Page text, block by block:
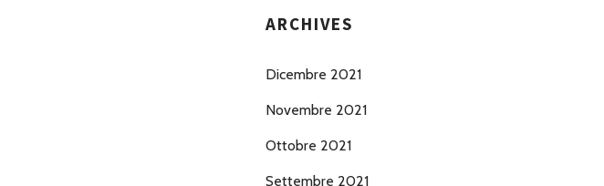
ARCHIVES
Dicembre 2021
Novembre 2021
Ottobre 2021
Settembre 2021